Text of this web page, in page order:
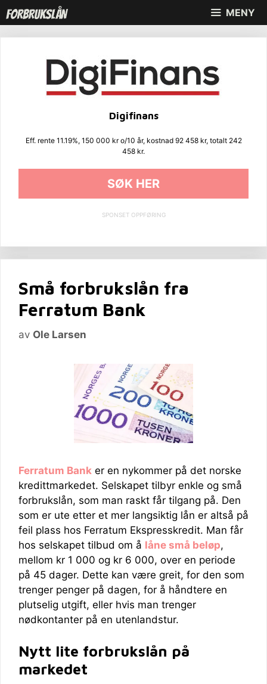
Hopp
til
innhold
MENY
Digifinans
Eff. rente 11.19%, 150 000 kr o/10 år, kostnad 92 458 kr, totalt 242
458 kr.
SØK HER
SPONSET OPPFØRING
Små forbrukslån fra
Ferratum Bank
av Ole Larsen
Ferratum Bank er en nykommer på det norske
kredittmarkedet. Selskapet tilbyr enkle og små
forbrukslån, som man raskt får tilgang på. Den
som er ute etter et mer langsiktig lån er altså på
feil plass hos Ferratum Ekspresskredit. Man får
hos selskapet tilbud om å låne små beløp,
mellom kr 1 000 og kr 6 000, over en periode
på 45 dager. Dette kan være greit, for den som
trenger penger på dagen, for å håndtere en
plutselig utgift, eller hvis man trenger
nødkontanter på en utenlandstur.
Nytt lite forbrukslån på
markedet